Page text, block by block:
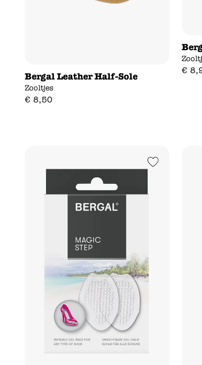
Bergal Leather Half-Sole
Zooltjes
€ 8,50
€ 8,
Add to Wishlist